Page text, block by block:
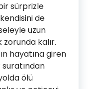
sürprizle
de
uzun
kalır.
hayatına giren
ölü